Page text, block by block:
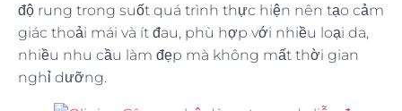
độ rung trong suốt quá trình thực hiện nên tạo cảm
giác thoải mái và ít đau, phù hợp với nhiều loại da,
nhiều nhu cầu làm đẹp mà không mất thời gian
nghỉ dưỡng.